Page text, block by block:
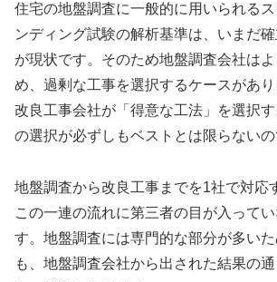
住宅の地盤調査に一般的に用いられる
ンディング試験の解析基準は、いまだ
が現状です。そのため地盤調査会社は
め、過剰な工事を選択するケースがあ
改良工事会社が「得意な工法」を選択
の選択が必ずしもベストとは限らないの
地盤調査から改良工事までを1社で対応
この一連の流れに第三者の目が入って
す。地盤調査には専門的な部分が多い
も、地盤調査会社から出された結果の